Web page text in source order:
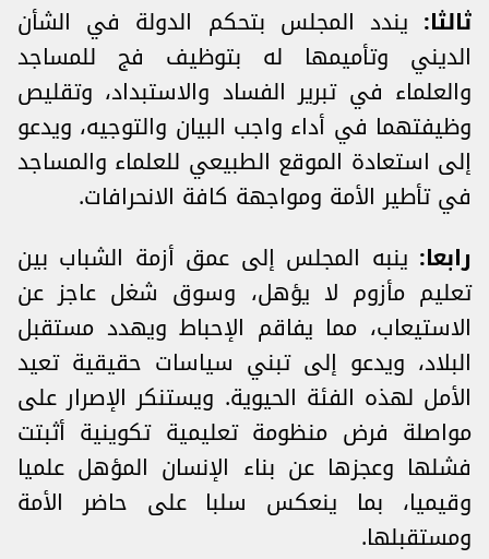
ثالثا: يندد المجلس بتحكم الدولة في الشأن
الديني وتأميمها له بتوظيف فج للمساجد
والعلماء في تبرير الفساد والاستبداد، وتقليص
وظيفتهما في أداء واجب البيان والتوجيه، ويدعو
إلى استعادة الموقع الطبيعي للعلماء والمساجد
في تأطير الأمة ومواجهة كافة الانحرافات.
رابعا: ينبه المجلس إلى عمق أزمة الشباب بين
تعليم مأزوم لا يؤهل، وسوق شغل عاجز عن
الاستيعاب، مما يفاقم الإحباط ويهدد مستقبل
البلاد، ويدعو إلى تبني سياسات حقيقية تعيد
الأمل لهذه الفئة الحيوية. ويستنكر الإصرار على
مواصلة فرض منظومة تعليمية تكوينية أثبتت
فشلها وعجزها عن بناء الإنسان المؤهل علميا
وقيميا، بما ينعكس سلبا على حاضر الأمة
ومستقبلها.